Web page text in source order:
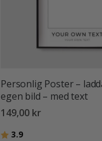
Personlig Poster –
egen bild – med text
149,00 kr
Betyg:
3.9